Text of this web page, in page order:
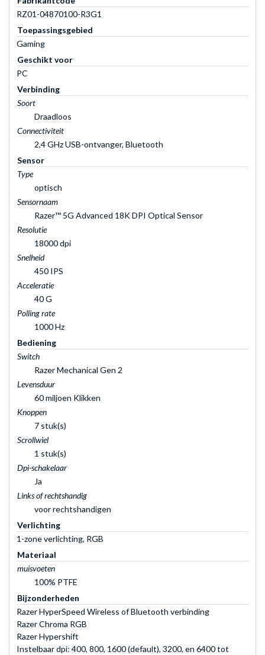
RZ01-04870100-R3G1
Toepassingsgebied
Gaming
Geschikt voor
PC
Verbinding
Soort
Draadloos
Connectiviteit
2,4 GHz USB-ontvanger, Bluetooth
Sensor
Type
optisch
Sensornaam
Razer™ 5G Advanced 18K DPI Optical Sensor
Resolutie
18000 dpi
Snelheid
450 IPS
Acceleratie
40 G
Polling rate
1000 Hz
Bediening
Switch
Razer Mechanical Gen 2
Levensduur
60 miljoen Klikken
Knoppen
7 stuk(s)
Scrollwiel
1 stuk(s)
Dpi-schakelaar
Ja
Links of rechtshandig
voor rechtshandigen
Verlichting
1-zone verlichting, RGB
Materiaal
muisvoeten
100% PTFE
Bijzonderheden
Razer HyperSpeed Wireless of Bluetooth verbinding
Razer Chroma RGB
Razer Hypershift
Instelbaar dpi: 400, 800, 1600 (default), 3200, en 6400 tot